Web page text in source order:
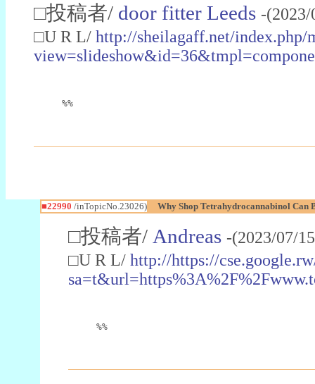
□投稿者/ door fitter Leeds -
□U R L/ http://sheilagaff.net/index.php/
%%
■22990 /inTopicNo.23026) Why Shop Tetrahydrocannabinol Can
□投稿者/ Andreas -(2023/07/
□U R L/ http://https://
%%